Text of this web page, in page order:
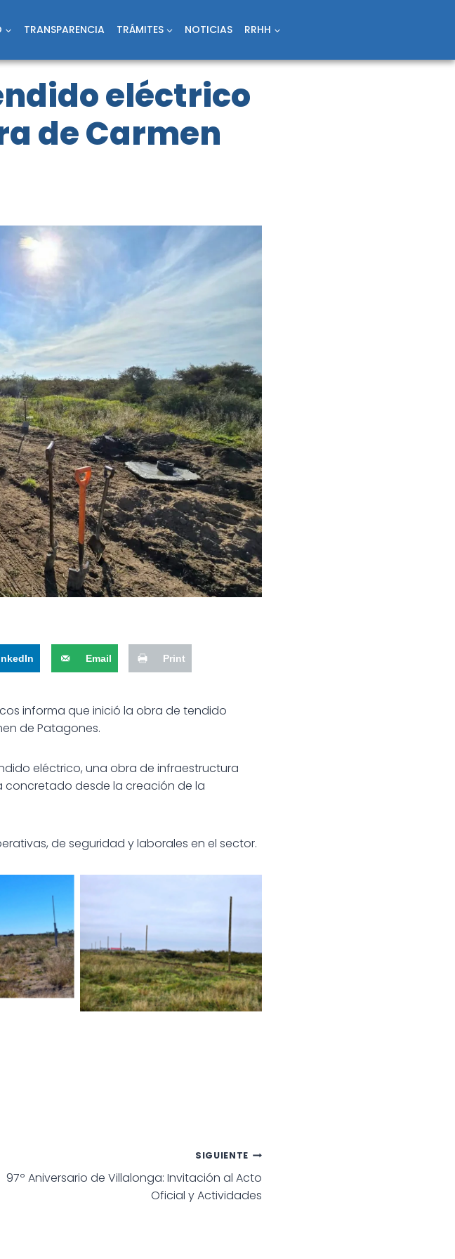
TRANSPARENCIA TRÁMITES NOTICIAS RRHH
eléctrico
de Carmen
Email Print
informa que inició la obra de tendido
de Patagones.
eléctrico, una obra de infraestructura
concretado desde la creación de la
de seguridad y laborales en el sector.
SIGUIENTE
97º Aniversario de Villalonga: Invitación al Acto
Oficial y Actividades